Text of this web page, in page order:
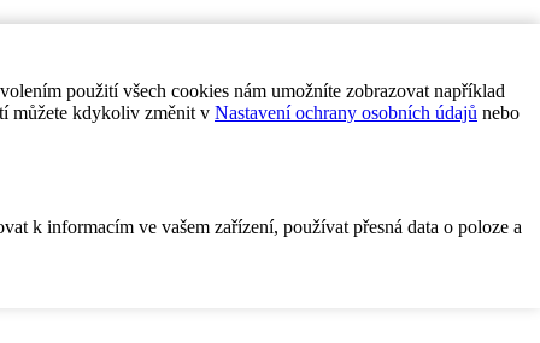
použití všech cookies nám umožníte zobrazovat například
můžete kdykoliv změnit v Nastavení ochrany osobních údajů nebo
k informacím ve vašem zařízení, používat přesná data o poloze a